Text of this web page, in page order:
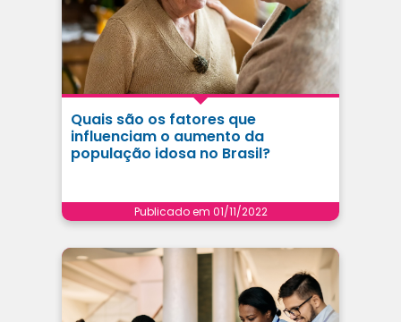
Quais são os fatores que
influenciam o aumento da
população idosa no Brasil?
Publicado em 01/11/2022